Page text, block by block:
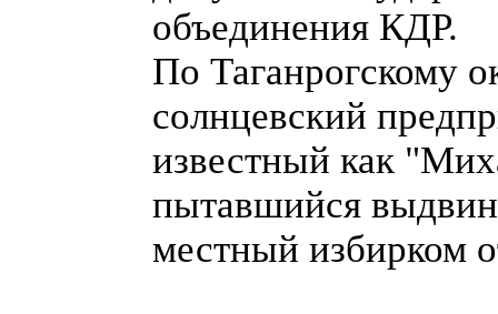
объединения КДР.
По Таганрогскому
солнцевский
известный как
пытавшийся
местный избирком